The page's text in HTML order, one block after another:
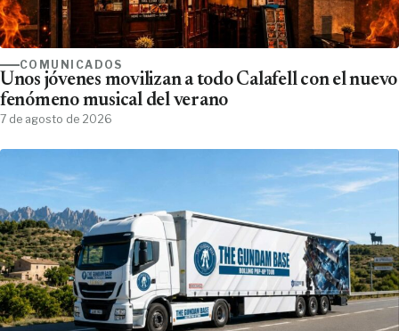
COMUNICADOS
Unos jóvenes movilizan a todo Calafell con el nuevo
fenómeno musical del verano
7 de agosto de 2026